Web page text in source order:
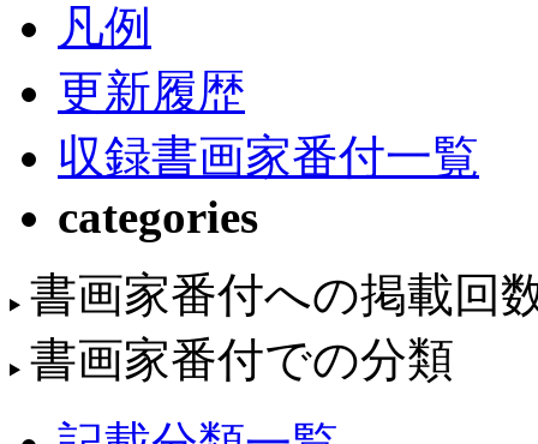
凡例
更新履歴
収録書画家番付一覧
categories
書画家番付への掲載回
書画家番付での分類